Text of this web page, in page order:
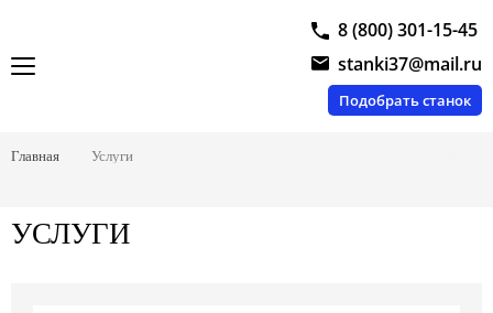
8 (800) 301-15-45
stanki37@mail.ru
Подобрать станок
Главная Услуги
УСЛУГИ